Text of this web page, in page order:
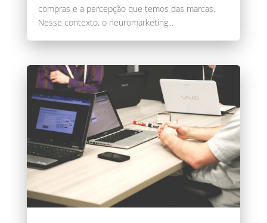
compras e a percepção que temos das marcas.
Nesse contexto, o neuromarketing...